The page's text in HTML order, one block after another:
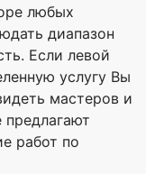
любых
диапазон
Если левой
услугу Вы
мастеров и
работ по